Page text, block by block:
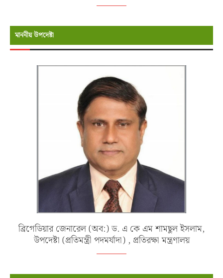
মাননীয় উপদেষ্টা
ব্রিগেডিয়ার জেনারেল (অব:) ড. এ কে এম শামছুল ইসলাম,
উপদেষ্টা (প্রতিমন্ত্রী পদমর্যাদা) , প্রতিরক্ষা মন্ত্রণালয়